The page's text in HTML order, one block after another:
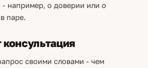
например, о доверии или о
паре.
своими словами - чем